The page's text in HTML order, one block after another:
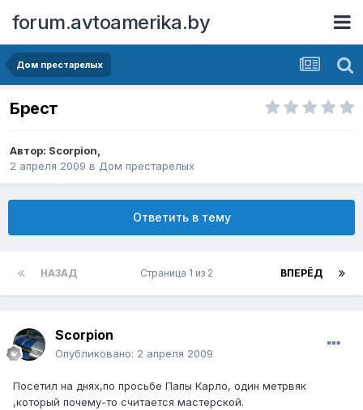
forum.avtoamerika.by
Дом престарелых
Брест
Автор: Scorpion,
2 апреля 2009 в Дом престарелых
Ответить в тему
НАЗАД ВПЕРЁД
Страница 1 из 2
Scorpion
Опубликовано: 2 апреля 2009
Посетил на днях,по просьбе Папы Карло, один метрвяк
,который почему-то считается мастерской.